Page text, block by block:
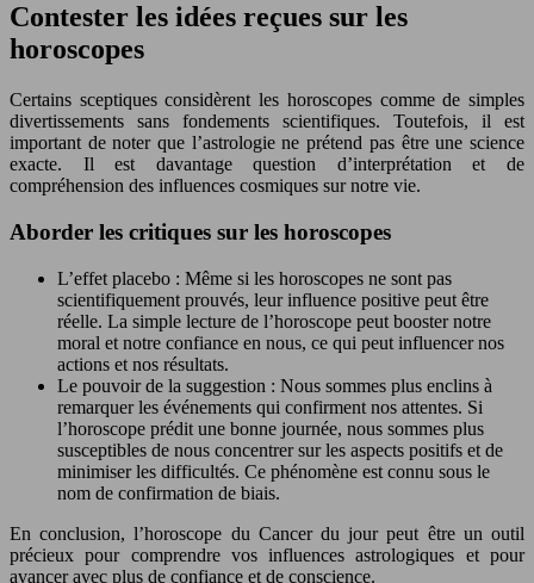
Contester les idées reçues sur les
horoscopes
Certains sceptiques considèrent les horoscopes comme de simples
divertissements sans fondements scientifiques. Toutefois, il est
important de noter que l’astrologie ne prétend pas être une science
exacte. Il est davantage question d’interprétation et de
compréhension des influences cosmiques sur notre vie.
Aborder les critiques sur les horoscopes
L’effet placebo : Même si les horoscopes ne sont pas
scientifiquement prouvés, leur influence positive peut être
réelle. La simple lecture de l’horoscope peut booster notre
moral et notre confiance en nous, ce qui peut influencer nos
actions et nos résultats.
Le pouvoir de la suggestion : Nous sommes plus enclins à
remarquer les événements qui confirment nos attentes. Si
l’horoscope prédit une bonne journée, nous sommes plus
susceptibles de nous concentrer sur les aspects positifs et de
minimiser les difficultés. Ce phénomène est connu sous le
nom de confirmation de biais.
En conclusion, l’horoscope du Cancer du jour peut être un outil
précieux pour comprendre vos influences astrologiques et pour
avancer avec plus de confiance et de conscience.